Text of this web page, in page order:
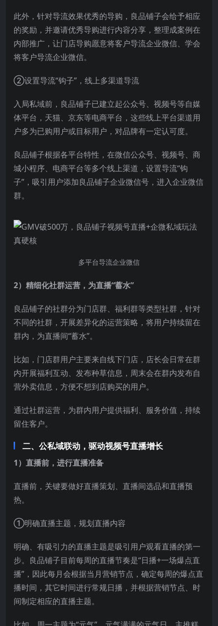
此外，针对导流效果优秀的导购，良品铺子会给予相应
的奖励，并邀请优秀导购进行内容分享，整理成案例在
内部推广，让门店导购愿意将客户导流企业微信、学会
将客户导流企业微信。
②设置导流“钩子”，线上多渠道导流
入局私域前，良品铺子已建立起公众号、视频号等自媒
体平台，天猫、京东等电商平台，这些线上平台渠道用
户多为已购用户或目标用户，对品牌有一定认可度。
良品铺子根据各平台特性，在微信公众号、视频号、商
城小程序、电商平台等多个线上渠道，设置导流“钩
子”，吸引用户添加良品铺子企业微信号，进入企业微信
群。
多平台导流企业微信
2）精细化社群运营，为直播“蓄水”
良品铺子的社群分为门店群、福利群等类型社群，针对
不同的社群，开展差异化的运营策略，将用户持续留在
群内，为直播间“蓄水”。
比如，门店群用户主要来自线下门店，店长会日常在群
内开展福利互动、发布种草信息，周末会在群内发布自
营外卖信息，方便不想到店购买的用户。
通过社群运营，为群内用户提供福利、服务价值，持续
留住客户。
二、公私域联动，驱动视频号直播增长
1）直播前，进行直播准备
直播前，关键要做好直播策划、直播间选品和直播预
热。
①明确直播主题，规划直播内容
明确、有吸引力的直播主题是吸引用户观看直播的第一
步。良品铺子目前每周的直播节奏是“日播+一场爆点直
播”，因此每月会根据当月营销节点，确定每周的爆点直
播时间，其它时间进行常规日播，并根据营销节点、时
间制定相应的直播主题。